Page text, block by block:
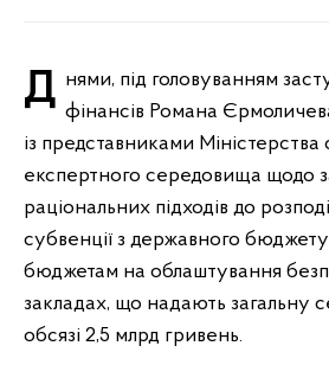
Днями, під головуванням заступника Міністра фінансів Романа
із представниками Міністерства
експертного середовища щодо
раціональних підходів до
субвенції з державного
бюджетам на облаштування
закладах, що надають загальну
обсязі 2,5 млрд гривень.